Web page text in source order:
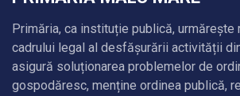
Primăria, ca instituție publică, urmărește
cadrului legal al desfășurării activității
asigură soluționarea problemelor de
gospodăresc, menține ordinea publică,